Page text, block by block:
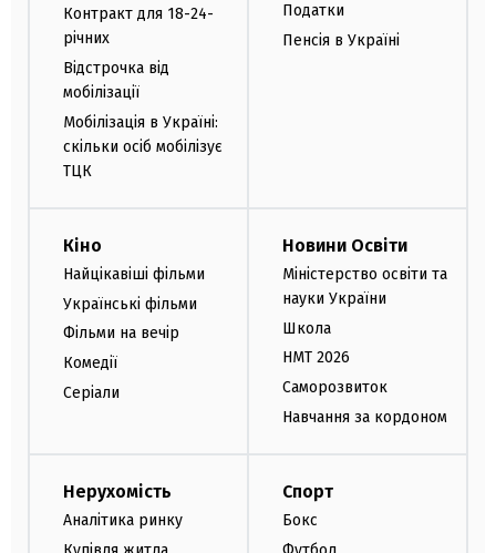
Контракт для 18-24-
річних
Відстрочка від
мобілізації
Мобілізація в Україні:
скільки осіб мобілізує
ТЦК
Податки
Пенсія в Україні
Кіно
Найцікавіші фільми
Українські фільми
Фільми на вечір
Комедії
Серіали
Новини Освіти
Міністерство освіти та
науки України
Школа
НМТ 2026
Саморозвиток
Навчання за кордоном
Нерухомість
Аналітика ринку
Спорт
Бокс